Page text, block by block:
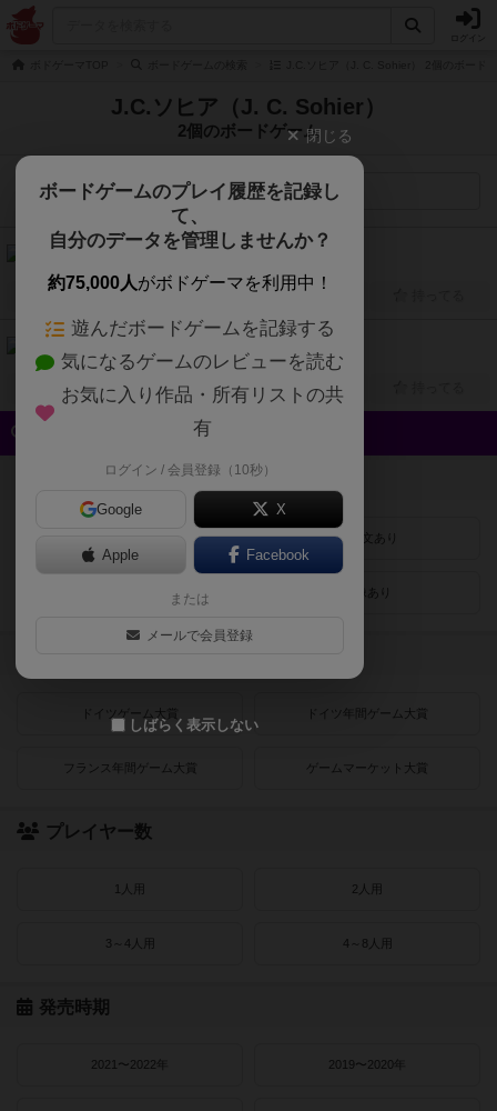
J.C.ソヒア（J. C. Sohier）
2個のボードゲーム
検索メニュー
シャーク（Shark）
レストラン（Restaurant）
3人～6人 60分前後 8歳～ 1987年～
興味あり 経験あり お気に入り
登録状況
紹介文あり
画像あり
ドイツゲーム大賞 ドイツ年間ゲーム大賞
フランス年間ゲーム大賞 ゲームマーケット大賞
プレイヤー数
1人用 2人用
3～4人用 4～8人用
発売時期
2021〜2022年 2019〜2020年
閉じる
ボードゲームのプレイ履歴を記録し
て、
自分のデータを管理しませんか？
約75,000人がボドゲーマを利用中！
遊んだボードゲームを記録する
気になるゲームのレビューを読む
お気に入り作品・所有リストの共
有
ログイン / 会員登録（10秒）
Google X
Apple Facebook
または
メールで会員登録
しばらく表示しない